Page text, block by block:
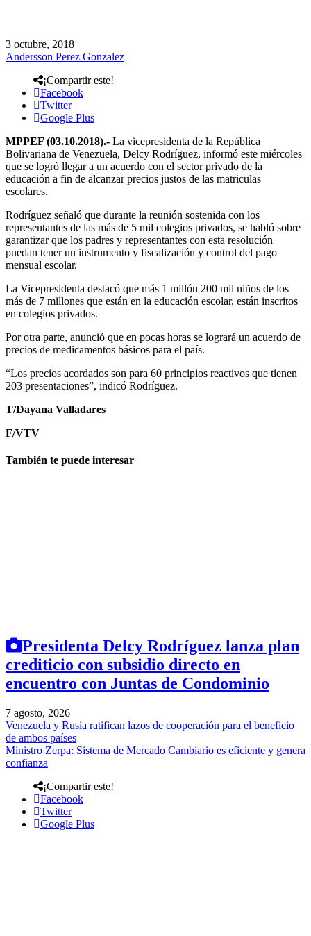
3 octubre, 2018
Andersson Perez Gonzalez
¡Compartir este!
Facebook
Twitter
Google Plus
MPPEF (03.10.2018).- La vicepresidenta de la República
Bolivariana de Venezuela, Delcy Rodríguez, informó este miércoles
que se logró llegar a un acuerdo con el sector privado de la
educación a fin de alcanzar precios justos de las matriculas
escolares.
Rodríguez señaló que durante la reunión sostenida con los
representantes de las más de 5 mil colegios privados, se habló sobre
garantizar que los padres y representantes con esta resolución
puedan tener un instrumento y fiscalización y control del pago
mensual escolar.
La Vicepresidenta destacó que más 1 millón 200 mil niños de los
más de 7 millones que están en la educación escolar, están inscritos
en colegios privados.
Por otra parte, anunció que en pocas horas se logrará un acuerdo de
precios de medicamentos básicos para el país.
“Los precios acordados son para 60 principios reactivos que tienen
203 presentaciones”, indicó Rodríguez.
T/Dayana Valladares
F/VTV
También te puede interesar
Presidenta Delcy Rodríguez lanza plan
crediticio con subsidio directo en
encuentro con Juntas de Condominio
7 agosto, 2026
Venezuela y Rusia ratifican lazos de cooperación para el beneficio
de ambos países
Ministro Zerpa: Sistema de Mercado Cambiario es eficiente y genera
confianza
¡Compartir este!
Facebook
Twitter
Google Plus